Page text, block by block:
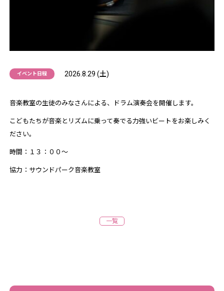
イベント日程 2026.8.29 (土)
音楽教室の生徒のみなさんによる、ドラム演奏会を開催します。
こどもたちが音楽とリズムに乗って奏でる力強いビートをお楽しみく
ださい。
時間：１３：００～
協力：サウンドパーク音楽教室
一覧